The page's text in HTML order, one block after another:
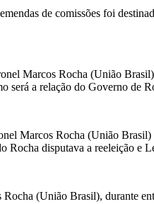
de comissões foi
Marcos Rocha (União
será a relação do Governo de
Marcos Rocha (União
Rocha disputava a reeleição e
(União Brasil), durante